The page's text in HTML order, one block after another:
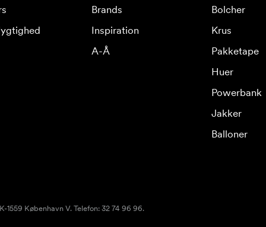
Brands
Inspiration
A-Å
Bolcher
Krus
Pakketape
Huer
Powerbank
Jakker
Balloner
København V. Telefon: 32 74 96 96.